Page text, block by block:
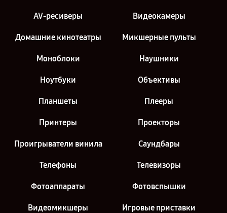
AV-ресиверы Видеокамеры
Домашние кинотеатры Микшерные пульты
Моноблоки Наушники
Ноутбуки Объективы
Планшеты Плееры
Принтеры Проекторы
Проигрыватели винила Саундбары
Телефоны Телевизоры
Фотоаппараты Фотовспышки
Видеомикшеры Игровые приставки